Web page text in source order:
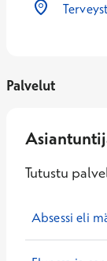
Palvelut
Tutustu
Absessi eli